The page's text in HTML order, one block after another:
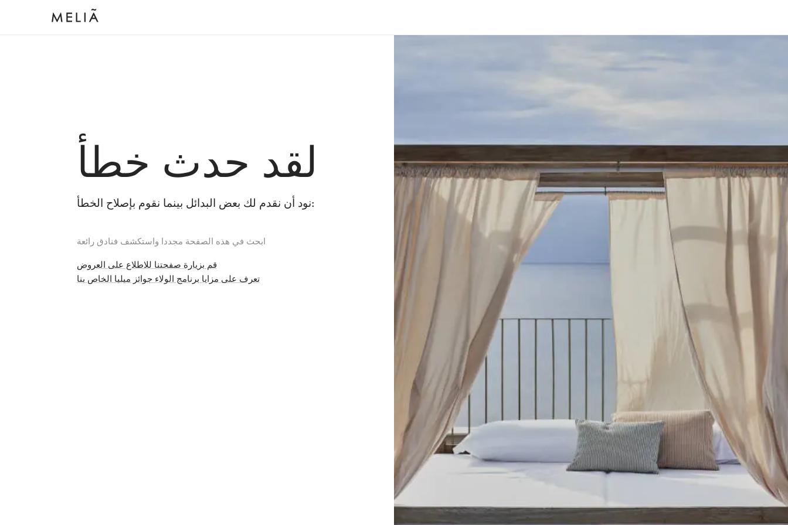
لقد حدث خطأ
نود أن نقدم لك بعض البدائل بينما نقوم بإصلاح الخطأ:
ابحث في هذه الصفحة مجددا واستكشف فنادق رائعة
قم بزيارة صفحتنا للاطلاع على العروض
تعرف على مزايا برنامج الولاء جوائز ميليا الخاص بنا